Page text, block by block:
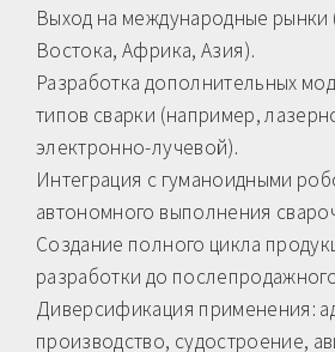
Выход на международные рынки
Востока, Африка, Азия).
Разработка дополнительных
типов сварки (например,
электронно-лучевой).
Интеграция с гуманоидными
автономного выполнения
Создание полного цикла
разработки до
Диверсификация применения:
производство, судостроение,